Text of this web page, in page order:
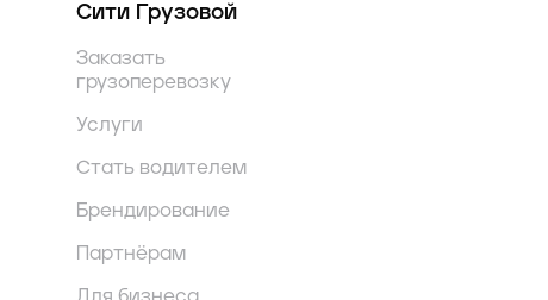
Сити Грузовой
Заказать
грузоперевозку
Услуги
Стать водителем
Брендирование
Партнёрам